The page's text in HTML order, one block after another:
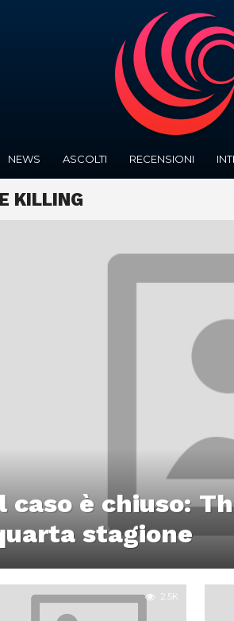
NEWS ASCOLTI RECENSIONI
KILLING
caso è chiuso:
stagione
2.5K